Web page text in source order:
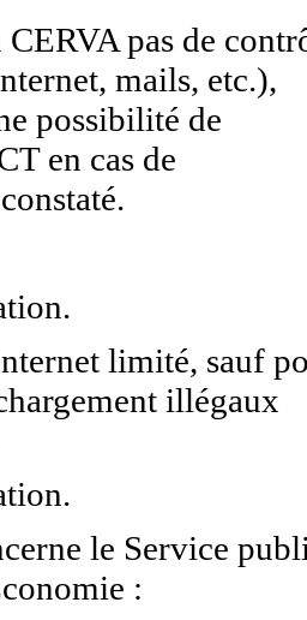
pas de
mails, etc.),
possibilité de
en cas de
limité, sauf
illégaux
le Service
: